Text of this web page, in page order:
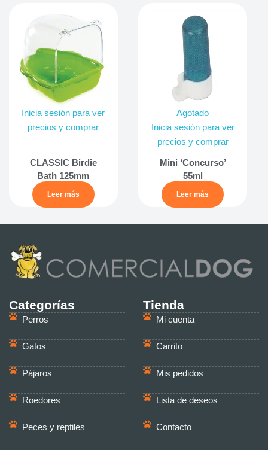
Inicia sesión para ver
precios y comprar
CLASSIC Birdie
Bath 125mm
Leer más
Agotado
Inicia sesión para ver
precios y comprar
Mini ‘Concurso’
55ml
Leer más
Categorías
Perros
Gatos
Pájaros
Roedores
Peces y reptiles
Tienda
Mi cuenta
Carrito
Mis pedidos
Lista de deseos
Contacto